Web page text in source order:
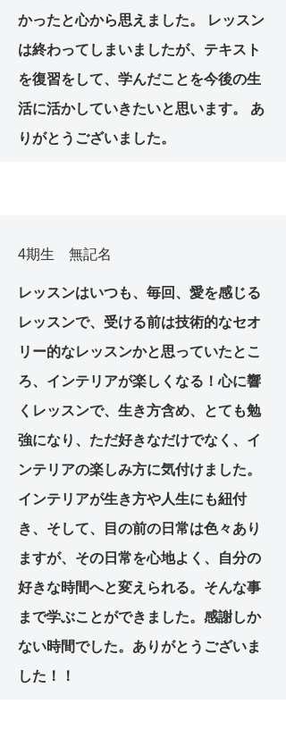
かったと心から思えました。 レッスン
は終わってしまいましたが、テキスト
を復習をして、学んだことを今後の生
活に活かしていきたいと思います。 あ
りがとうございました。
4期生 無記名
レッスンはいつも、毎回、愛を感じる
レッスンで、受ける前は技術的なセオ
リー的なレッスンかと思っていたとこ
ろ、インテリアが楽しくなる！心に響
くレッスンで、生き方含め、とても勉
強になり、ただ好きなだけでなく、イ
ンテリアの楽しみ方に気付けました。
インテリアが生き方や人生にも紐付
き、そして、目の前の日常は色々あり
ますが、その日常を心地よく、自分の
好きな時間へと変えられる。そんな事
まで学ぶことができました。感謝しか
ない時間でした。ありがとうございま
した！！